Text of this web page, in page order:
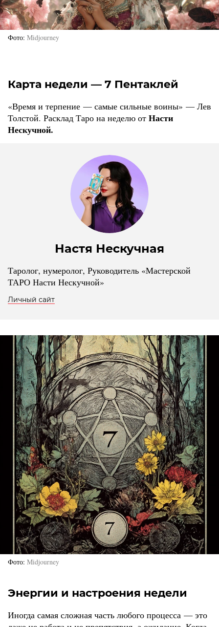
Фото Midjourney
Карта недели — 7 Пентаклей
«Время и терпение — самые сильные воины» — Лев
Толстой. Расклад Таро на неделю от Насти
Нескучной.
Настя Нескучная
Таролог, нумеролог, Руководитель «Мастерской
ТАРО Насти Нескучной»
Личный сайт
Фото Midjourney
Энергии и настроения недели
Иногда самая сложная часть любого процесса — это